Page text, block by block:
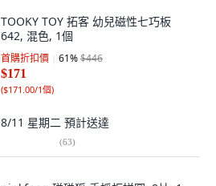
TOOKY TOY 拓客 幼兒磁性七巧板
642, 混色, 1個
首購折扣價 61%$446
$171
($171.00/1個)
8/11 星期二 預計送達
(63)